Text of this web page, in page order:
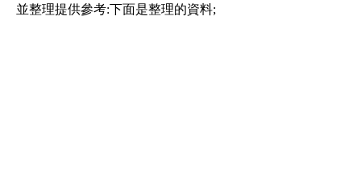
並整理提供參考:下面是整理的資料;